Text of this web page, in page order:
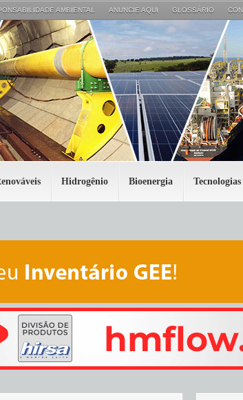
AMBIENTAL ANUNCIE AQUI GLOSSÁRIO
Hidrogênio Bioenergia Tecnologias